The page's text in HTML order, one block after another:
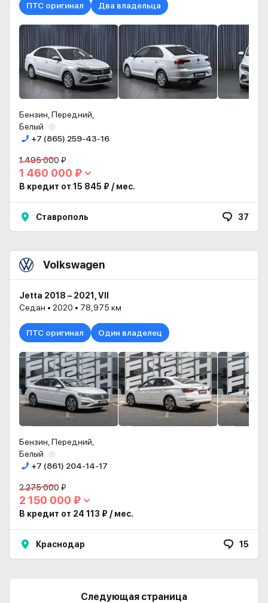
ПТС оригинал Два владельца
Бензин, Передний,
Белый
+7 (865) 259-43-16
1 495 000 ₽
1 460 000 ₽
В кредит от 15 845 ₽ / мес.
Ставрополь 37
Volkswagen
Jetta 2018 – 2021, VII
Седан • 2020 • 78,975 км
ПТС оригинал Один владелец
Бензин, Передний,
Белый
+7 (861) 204-14-17
2 275 000 ₽
2 150 000 ₽
В кредит от 24 113 ₽ / мес.
Краснодар 15
Следующая страница